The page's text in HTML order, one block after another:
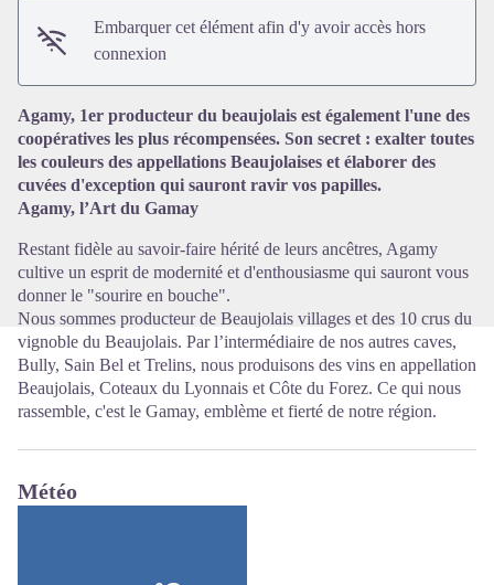
Voir l'image en plein écran
Embarquer cet élément afin d'y avoir accès hors
connexion
Agamy, 1er producteur du beaujolais est également l'une des
coopératives les plus récompensées. Son secret : exalter toutes
les couleurs des appellations Beaujolaises et élaborer des
cuvées d'exception qui sauront ravir vos papilles.
Agamy, l’Art du Gamay
Restant fidèle au savoir-faire hérité de leurs ancêtres, Agamy
cultive un esprit de modernité et d'enthousiasme qui sauront vous
donner le "sourire en bouche".
Nous sommes producteur de Beaujolais villages et des 10 crus du
vignoble du Beaujolais. Par l’intermédiaire de nos autres caves,
Bully, Sain Bel et Trelins, nous produisons des vins en appellation
Beaujolais, Coteaux du Lyonnais et Côte du Forez. Ce qui nous
rassemble, c'est le Gamay, emblème et fierté de notre région.
Météo